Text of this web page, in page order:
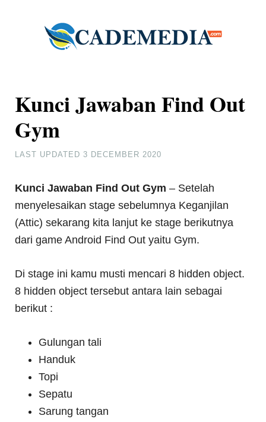
Kunci Jawaban Find Out
Gym
LAST UPDATED 3 DECEMBER 2020
Kunci Jawaban Find Out Gym – Setelah
menyelesaikan stage sebelumnya Keganjilan
(Attic) sekarang kita lanjut ke stage berikutnya
dari game Android Find Out yaitu Gym.
Di stage ini kamu musti mencari 8 hidden object.
8 hidden object tersebut antara lain sebagai
berikut :
Gulungan tali
Handuk
Topi
Sepatu
Sarung tangan